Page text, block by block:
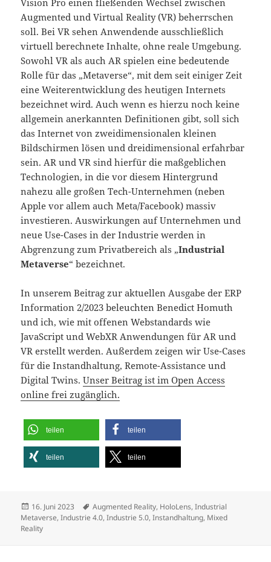
Augmented und Virtual Reality (VR) beherrschen
soll. Bei VR sehen Anwendende ausschließlich
virtuell berechnete Inhalte, ohne reale Umgebung.
Sowohl VR als auch AR spielen eine bedeutende
Rolle für das „Metaverse“, mit dem seit einiger Zeit
eine Weiterentwicklung des heutigen Internets
bezeichnet wird. Auch wenn es hierzu noch keine
allgemein anerkannten Definitionen gibt, soll sich
das Internet von zweidimensionalen kleinen
Bildschirmen lösen und dreidimensional erfahrbar
sein. AR und VR sind hierfür die maßgeblichen
Technologien, in die vor diesem Hintergrund
nahezu alle großen Tech-Unternehmen (neben
Apple vor allem auch Meta/Facebook) massiv
investieren. Auswirkungen auf Unternehmen und
neue Use-Cases in der Industrie werden in
Abgrenzung zum Privatbereich als „Industrial
Metaverse“ bezeichnet.
In unserem Beitrag zur aktuellen Ausgabe der ERP
Information 2/2023 beleuchten Benedict Homuth
und ich, wie mit offenen Webstandards wie
JavaScript und WebXR Anwendungen für AR und
VR erstellt werden. Außerdem zeigen wir Use-Cases
für die Instandhaltung, Remote-Assistance und
Digital Twins.Unser Beitrag ist im Open Access
online frei zugänglich.
teilen teilen
teilen teilen
Veröffentlicht
am
16. Juni 2023 Schlagwörter
Augmented Reality, HoloLens,Industrial
Metaverse,Industrie 4.0,Industrie 5.0,Instandhaltung, Mixed
Reality